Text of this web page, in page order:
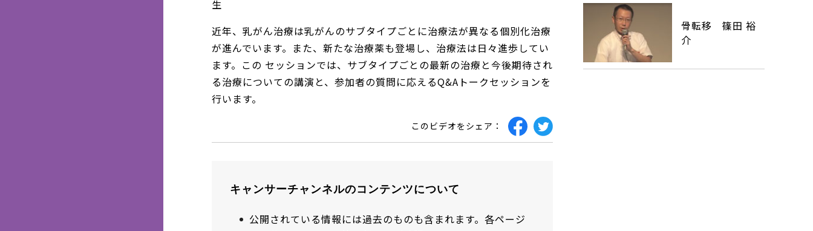
生
近年、乳がん治療は乳がんのサブタイプごとに治療法が異なる個別化治療
が進んでいます。また、新たな治療薬も登場し、治療法は日々進歩してい
ます。この セッションでは、サブタイプごとの最新の治療と今後期待され
る治療についての講演と、参加者の質問に応えるQ&Aトークセッションを
行います。
このビデオをシェア：
キャンサーチャンネルのコンテンツについて
公開されている情報には過去のものも含まれます。各ページ
骨転移 篠田 裕
介